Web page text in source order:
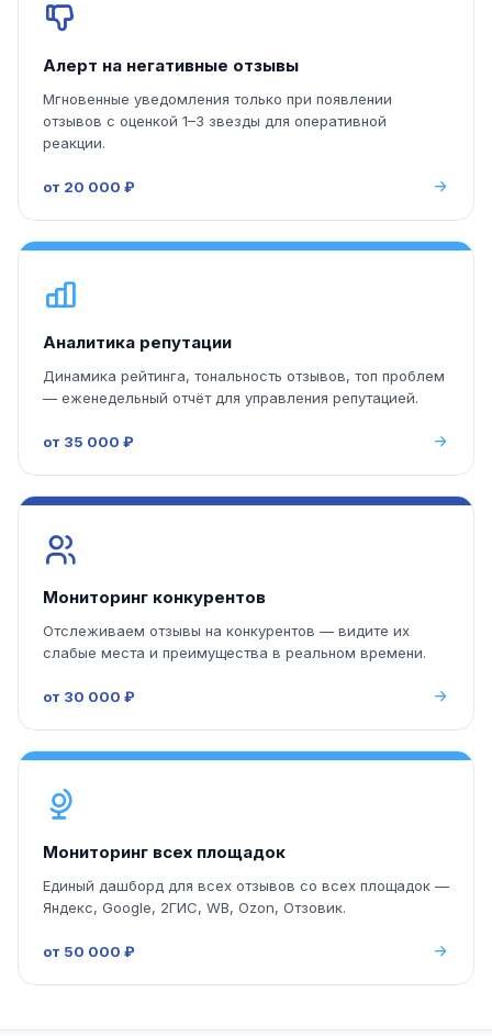
Алерт на негативные отзывы
Мгновенные уведомления только при появлении
отзывов с оценкой 1–3 звезды для оперативной
реакции.
от 20 000 ₽
Аналитика репутации
Динамика рейтинга, тональность отзывов, топ проблем
— еженедельный отчёт для управления репутацией.
от 35 000 ₽
Мониторинг конкурентов
Отслеживаем отзывы на конкурентов — видите их
слабые места и преимущества в реальном времени.
от 30 000 ₽
Мониторинг всех площадок
Единый дашборд для всех отзывов со всех площадок —
Яндекс, Google, 2ГИС, WB, Ozon, Отзовик.
от 50 000 ₽